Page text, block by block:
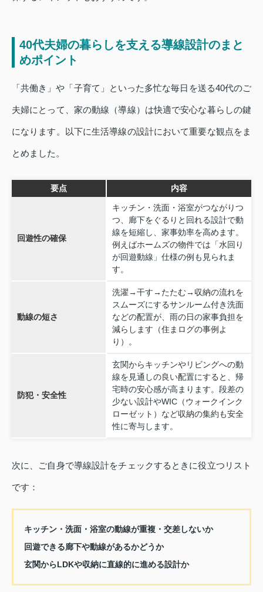
40代夫婦の暮らしを支える導線設計のまと
めポイント
「共働き」や「子育て」といった多忙な毎日を送る40代のご
夫婦にとって、家の動線（導線）は快適で安心な暮らしの鍵
になります。以下に生活導線の設計において重要な観点をま
とめました。
要点 内容
回遊性の確保
キッチン・洗面・浴室がつながりつ
つ、廊下をぐるりと回れる設計で動
線を短縮し、家事効率を高めます。
例えばホームズの物件では「水回り
が回遊動線」仕様の例も見られま
す。
動線の短さ
洗濯→干す→たたむ→収納の流れを
スムーズにするサンルーム付き洗面
などの配置が、雨の日の家事負担を
減らします（住まログの事例よ
り）。
防犯・安全性
玄関からキッチンやリビングへの動
線を見通しの良い配置にすると、帰
宅時の安心感が高まります。段差の
少ない設計やWIC（ウォークインク
ローゼット）など収納の集約も安全
性に寄与します。
次に、ご自身で導線設計をチェックするときに役立つリスト
です：
キッチン・洗面・浴室の動線が重複・交差しないか
回遊できる廊下や動線があるかどうか
玄関からLDKや収納に直線的に進める設計か